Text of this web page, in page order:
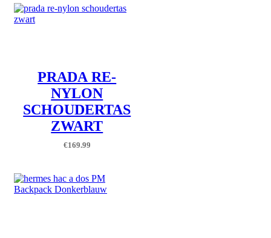
PRADA RE-
NYLON
SCHOUDERTAS
ZWART
€169.99